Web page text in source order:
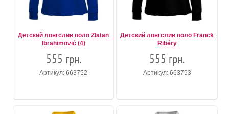
Детский лонгслив поло Zlatan
Ibrahimović (4)
555 грн.
Артикул: 663752
Детский лонгслив поло Franck
Ribéry
555 грн.
Артикул: 663753